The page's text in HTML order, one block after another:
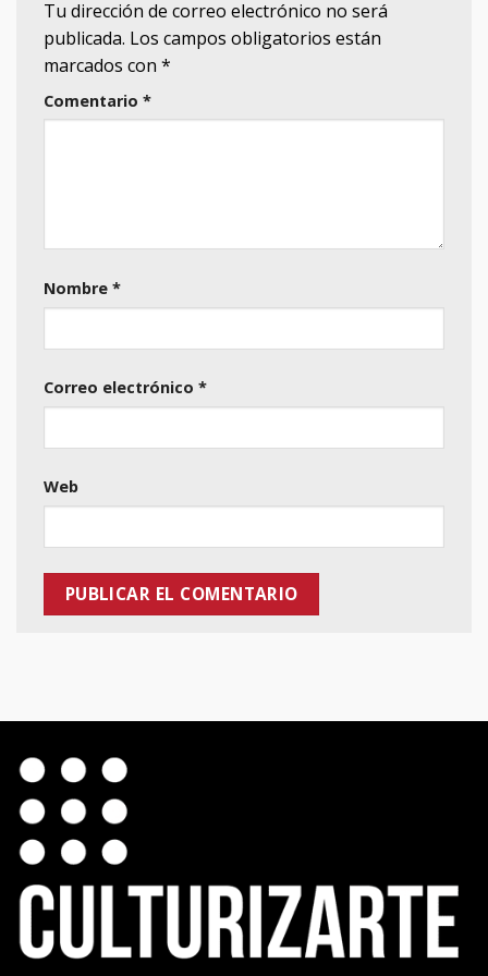
Tu dirección de correo electrónico no será
publicada. Los campos obligatorios están
marcados con *
Comentario *
Nombre *
Correo electrónico *
Web